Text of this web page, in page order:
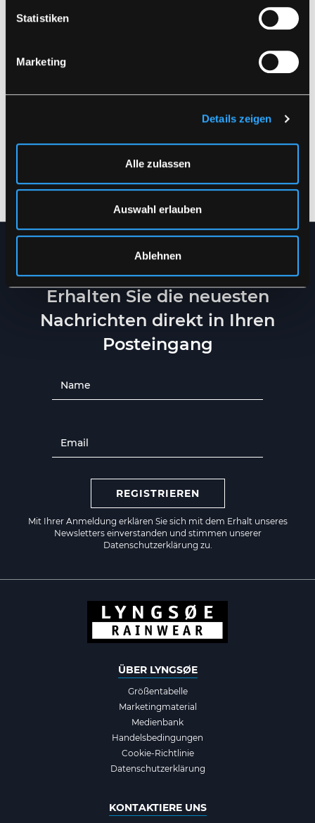
Statistiken
Marketing
Details zeigen
Alle zulassen
Auswahl erlauben
Ablehnen
QUALITÄT
XXS - 7XL
Erhalten Sie die neuesten
Nachrichten direkt in Ihren
Posteingang
REGISTRIEREN
Mit Ihrer Anmeldung erklären Sie sich mit dem Erhalt unseres
Newsletters einverstanden und stimmen unserer
Datenschutzerklärung zu.
ÜBER LYNGSØE
Größentabelle
Marketingmaterial
Medienbank
Handelsbedingungen
Cookie-Richtlinie
Datenschutzerklärung
KONTAKTIERE UNS